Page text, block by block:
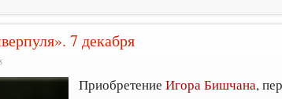
7 декабря
ПриобретениеИгора Бишчана,